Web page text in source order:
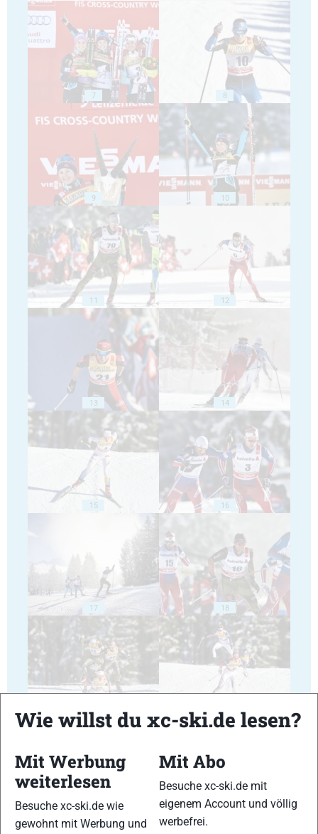
7 8
9 10
11 12
13 14
15 16
17 18
19 20
21
Wie willst du xc-ski.de lesen?
Mit Werbung
weiterlesen
Besuche xc-ski.de wie
gewohnt mit Werbung und
Mit Abo
Besuche xc-ski.de mit
eigenem Account und völlig
werbefrei.